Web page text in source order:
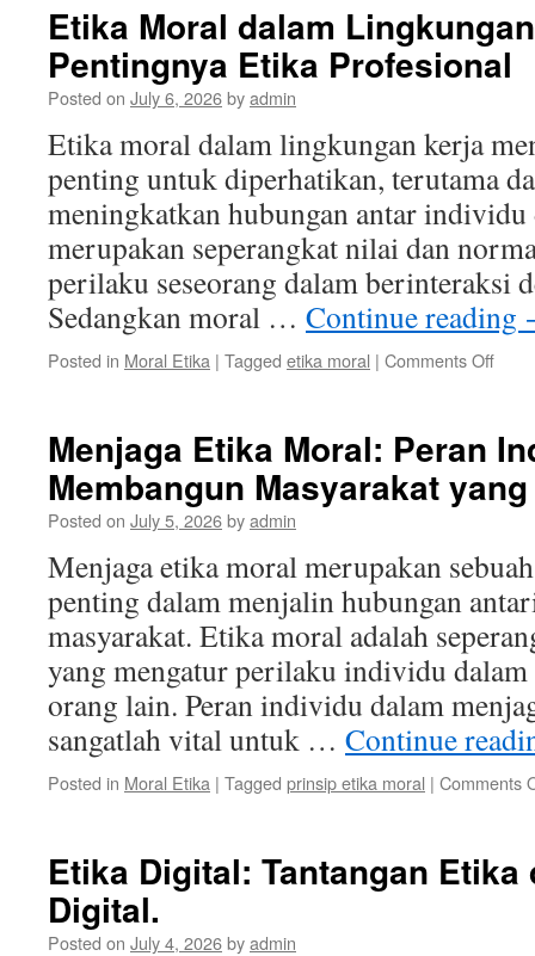
Etika Moral dalam
Pentingnya Etika Profesional
Posted on July 6, 2026byadmin
Etika moral dalam lingkungan kerja
penting untuk diperhatikan, terutama
meningkatkan hubungan antar
merupakan seperangkat nilai dan
perilaku seseorang dalam berinteraksi
Sedangkan moral … Continue reading
Posted in Moral Etika | Tagged etika moral | Comments Offon
Menjaga Etika Moral: Peran
Membangun Masyarakat
Posted on July 5, 2026byadmin
Menjaga etika moral merupakan
penting dalam menjalin hubungan
masyarakat. Etika moral adalah
yang mengatur perilaku individu
orang lain. Peran individu dalam
sangatlah vital untuk … Continue
Posted in Moral Etika | Tagged prinsip etika moral | Comments
Etika Digital: Tantangan Etika
Digital.
Posted on July 4, 2026byadmin